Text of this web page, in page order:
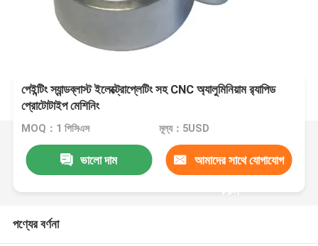
পেইন্টিং স্যান্ডব্লাস্ট ইলেক্ট্রোপ্লেটিং সহ CNC অ্যালুমিনিয়াম র‌্যাপিড
প্রোটোটাইপ মেশিনিং
MOQ：1 পিসিএস মূল্য：5USD
ভালো দাম আমাদের সাথে যোগাযোগ
করুন
পণ্যের বর্ণনা